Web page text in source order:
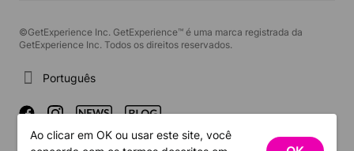
©GetExperience Inc. GetExperience™ é uma marca registrada da
GetExperience Inc. Todos os direitos reservados.
Português
Ao clicar em OK ou usar este site, você